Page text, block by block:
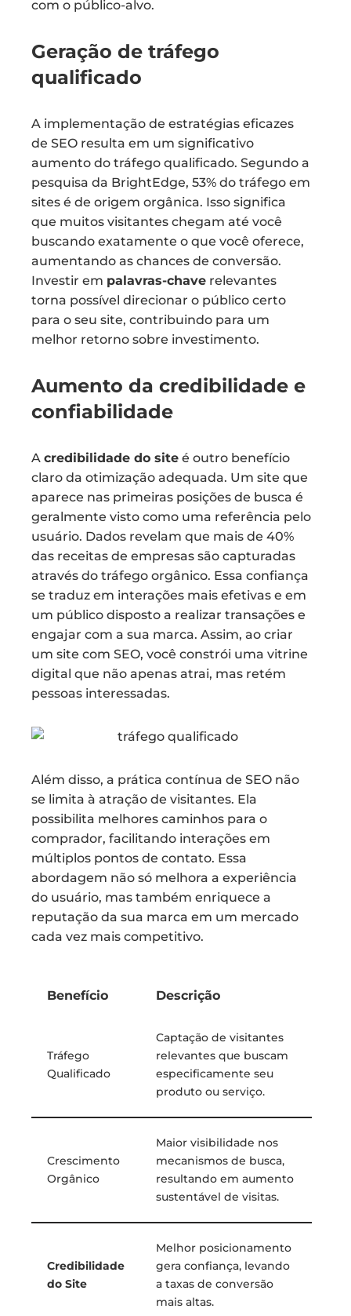
com o público-alvo.
Geração de tráfego
qualificado
A implementação de estratégias eficazes
de SEO resulta em um significativo
aumento do tráfego qualificado. Segundo a
pesquisa da BrightEdge, 53% do tráfego em
sites é de origem orgânica. Isso significa
que muitos visitantes chegam até você
buscando exatamente o que você oferece,
aumentando as chances de conversão.
Investir em palavras-chave relevantes
torna possível direcionar o público certo
para o seu site, contribuindo para um
melhor retorno sobre investimento.
Aumento da credibilidade e
confiabilidade
A credibilidade do site é outro benefício
claro da otimização adequada. Um site que
aparece nas primeiras posições de busca é
geralmente visto como uma referência pelo
usuário. Dados revelam que mais de 40%
das receitas de empresas são capturadas
através do tráfego orgânico. Essa confiança
se traduz em interações mais efetivas e em
um público disposto a realizar transações e
engajar com a sua marca. Assim, ao criar
um site com SEO, você constrói uma vitrine
digital que não apenas atrai, mas retém
pessoas interessadas.
Além disso, a prática contínua de SEO não
se limita à atração de visitantes. Ela
possibilita melhores caminhos para o
comprador, facilitando interações em
múltiplos pontos de contato. Essa
abordagem não só melhora a experiência
do usuário, mas também enriquece a
reputação da sua marca em um mercado
cada vez mais competitivo.
Benefício Descrição
Tráfego
Qualificado
Captação de visitantes
relevantes que buscam
especificamente seu
produto ou serviço.
Crescimento
Orgânico
Maior visibilidade nos
mecanismos de busca,
resultando em aumento
sustentável de visitas.
Credibilidade
do Site
Melhor posicionamento
gera confiança, levando
a taxas de conversão
mais altas.